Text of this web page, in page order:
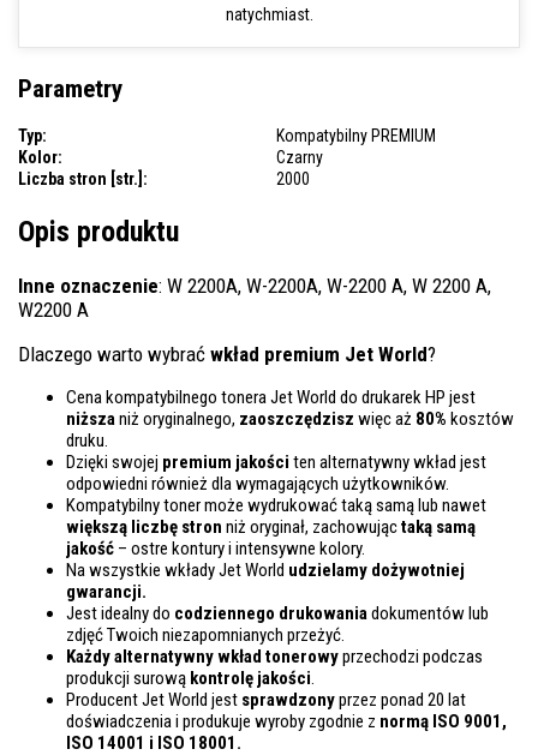
natychmiast.
Parametry
Typ:
Kompatybilny PREMIUM
Kolor:
Czarny
Liczba stron [str.]:
2000
Opis produktu
Inne oznaczenie: W 2200A, W-2200A, W-2200 A, W 2200 A,
W2200 A
Dlaczego warto wybrać wkład premium Jet World?
Cena kompatybilnego tonera Jet World do drukarek HP jest
niższaniż oryginalnego, zaoszczędzisz więc aż 80% kosztów
druku.
Dzięki swojej premium jakości ten alternatywny wkład jest
odpowiedni również dla wymagających użytkowników.
Kompatybilny toner może wydrukować taką samą lub nawet
większą liczbę stron niż oryginał, zachowująctaką samą
jakość – ostre kontury i intensywne kolory.
Na wszystkie wkłady Jet World udzielamy dożywotniej
gwarancji.
Jest idealny do codziennego drukowaniadokumentów lub
zdjęć Twoich niezapomnianych przeżyć.
Każdy alternatywny wkład tonerowyprzechodzi podczas
produkcji surową kontrolę jakości.
Producent Jet World jest sprawdzonyprzez ponad 20 lat
doświadczenia i produkuje wyroby zgodnie z normą ISO 9001,
ISO 14001 i ISO 18001.